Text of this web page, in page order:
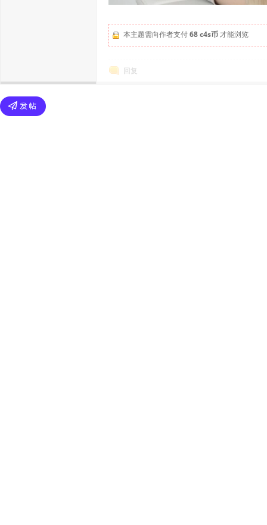
本主题需向作者支付68 c4s币才能浏览
回复